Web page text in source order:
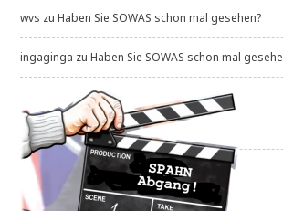
wvs zuHaben Sie SOWAS schon mal gesehen?
ingaginga zuHaben Sie SOWAS schon mal